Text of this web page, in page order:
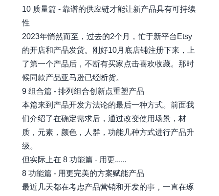
10 质量篇 - 靠谱的供应链才能让新产品具有可持续
性
2023年悄然而至，过去的2个月，忙于新平台Etsy
的开店和产品发货。刚好10月底店铺注册下来，上
了第一个产品后，不断有买家点击喜欢收藏。那时
候同款产品亚马逊已经断货。
9 组合篇 - 排列组合创新点重塑产品
本篇来到产品开发方法论的最后一种方式。前面我
们介绍了在确定需求后，通过改变使用场景，材
质，元素，颜色，人群，功能几种方式进行产品升
级。
但实际上在 8 功能篇 - 用更......
8 功能篇 - 用更完美的方案赋能产品
最近几天都在考虑产品营销和开发的事，一直在琢